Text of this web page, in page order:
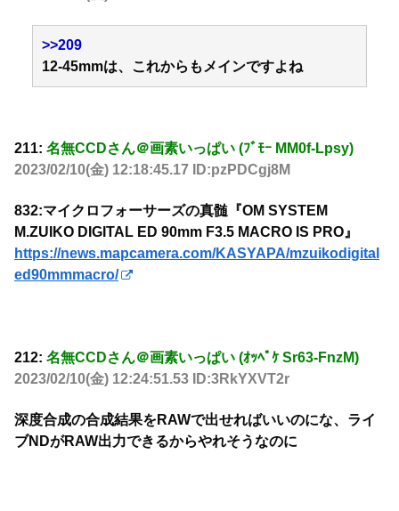
>>209
12-45mmは、これからもメインですよね
211: 名無CCDさん＠画素いっぱい (ﾌﾞﾓｰ MM0f-Lpsy)
2023/02/10(金) 12:18:45.17 ID:pzPDCgj8M
832:マイクロフォーサーズの真髄『OM SYSTEM
M.ZUIKO DIGITAL ED 90mm F3.5 MACRO IS PRO』
https://news.mapcamera.com/KASYAPA/mzuikodigital
ed90mmmacro/
212: 名無CCDさん＠画素いっぱい (ｵｯﾍﾟｹ Sr63-FnzM)
2023/02/10(金) 12:24:51.53 ID:3RkYXVT2r
深度合成の合成結果をRAWで出せればいいのにな、ライ
ブNDがRAW出力できるからやれそうなのに